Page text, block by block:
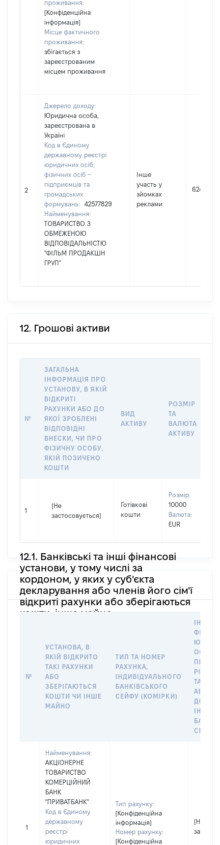
проживання:
[Конфіденційна
інформація]
Місце фактичного
проживання:
збігається з
зареєстрованим
місцем проживання
2
Джерело доходу:
Юридична особа,
зареєстрована в
Україні
Код в Єдиному
державному реєстрі
юридичних осіб,
фізичних осіб –
підприємців та
громадських
формувань:
42577829
Найменування:
ТОВАРИСТВО З
ОБМЕЖЕНОЮ
ВІДПОВІДАЛЬНІСТЮ
"ФІЛЬМ ПРОДАКШН
ГРУП"
Інше
участь у
зйомках
реклами
624
12. Грошові активи
№
ЗАГАЛЬНА
ІНФОРМАЦІЯ ПРО
УСТАНОВУ, В ЯКІЙ
ВІДКРИТІ
РАХУНКИ АБО ДО
ЯКОЇ ЗРОБЛЕНІ
ВІДПОВІДНІ
ВНЕСКИ, ЧИ ПРО
ФІЗИЧНУ ОСОБУ,
ЯКІЙ ПОЗИЧЕНО
КОШТИ
ВИД
АКТИВУ
РОЗМІР
ТА
ВАЛЮТА
АКТИВУ
1
[Не
застосовується]
Готівкові
кошти
Розмір:
10000
Валюта:
EUR
12.1. Банківські та інші фінансові
установи, у тому числі за
кордоном, у яких у суб'єкта
декларування або членів його сім'ї
відкриті рахунки або зберігаються
кошти, інше майно
№
УСТАНОВА, В
ЯКІЙ ВІДКРИТО
ТАКІ РАХУНКИ
АБО
ЗБЕРІГАЮТЬСЯ
КОШТИ ЧИ ІНШЕ
МАЙНО
ТИП ТА НОМЕР
РАХУНКА,
ІНДИВІДУАЛЬНОГО
БАНКІВСЬКОГО
СЕЙФУ (КОМІРКИ)
ПРАВО
ТАКИМ
АБО
ДО
СЕЙФУ
1
Найменування:
АКЦІОНЕРНЕ
ТОВАРИСТВО
КОМЕРЦІЙНИЙ
БАНК
"ПРИВАТБАНК"
Код в Єдиному
державному
реєстрі
юридичних
Тип рахунку:
[Конфіденційна
інформація]
Номер рахунку:
[Конфіденційна
[Не